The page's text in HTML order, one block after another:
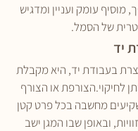
מוסיף עומק ועניין ומדגיש
של הסמל.
יד
בעבודת יד, היא מקבלת
לחיקוי.הצורפת או הצורף
מחשבה בכל פרט קטן
ובאופן שבו המגן ישב